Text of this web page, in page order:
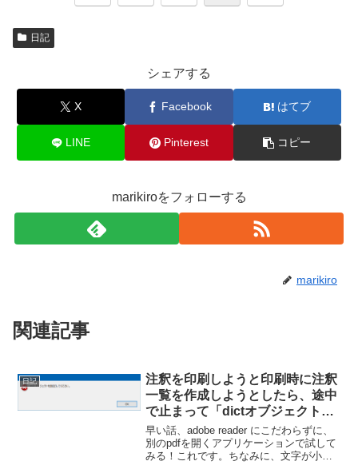
日記
シェアする
X Facebook はてブ
LINE Pinterest コピー
marikiroをフォローする
marikiro
関連記事
日記
注釈を印刷しようと印刷時に注釈
一覧を作成しようとしたら、途中
で止まって「dictオブジェクトを
指定してください。」って警告出
てきて注釈付きの印刷ができない
件の解決策
早い話、adobe reader にこだわらずに、
別のpdfを開くアプリケーションで試して
みる！これです。ちなみに、文字が小さ